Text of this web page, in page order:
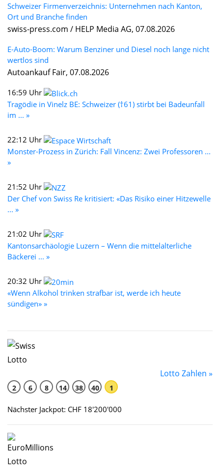
Schweizer Firmenverzeichnis: Unternehmen nach Kanton,
Ort und Branche finden
swiss-press.com / HELP Media AG, 07.08.2026
E-Auto-Boom: Warum Benziner und Diesel noch lange nicht
wertlos sind
Autoankauf Fair, 07.08.2026
16:59 Uhr
Tragödie in Vinelz BE: Schweizer (†61) stirbt bei Badeunfall
im ... »
22:12 Uhr
Monster-Prozess in Zürich: Fall Vincenz: Zwei Professoren ...
»
21:52 Uhr
Der Chef von Swiss Re kritisiert: «Das Risiko einer Hitzewelle
... »
21:02 Uhr
Kantonsarchäologie Luzern – Wenn die mittelalterliche
Bäckerei ... »
20:32 Uhr
«Wenn Alkohol trinken strafbar ist, werde ich heute
sündigen» »
Lotto Zahlen »
2 6 8 14 38 40 1
Nächster Jackpot: CHF 18'200'000